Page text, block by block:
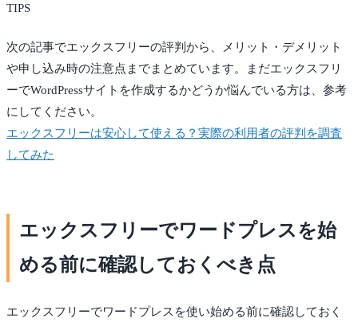
TIPS
次の記事でエックスフリーの評判から、メリット・デメリット
や申し込み時の注意点までまとめています。まだエックスフリ
ーでWordPressサイトを作成するかどうか悩んでいる方は、参考
にしてください。
エックスフリーは安心して使える？実際の利用者の評判を調査
してみた
エックスフリーでワードプレスを始
める前に確認しておくべき点
エックスフリーでワードプレスを使い始める前に確認しておく